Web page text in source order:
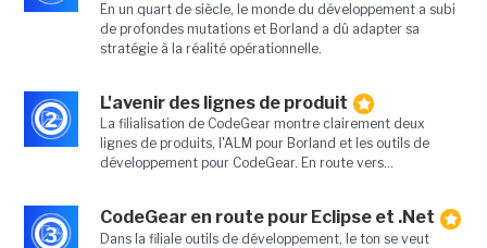
En un quart de siècle, le monde du développement a subi
de profondes mutations et Borland a dû adapter sa
stratégie à la réalité opérationnelle.
2
L'avenir des lignes de produit
La filialisation de CodeGear montre clairement deux
lignes de produits, l'ALM pour Borland et les outils de
développement pour CodeGear. En route vers...
3
CodeGear en route pour Eclipse et .Net
Dans la filiale outils de développement, le ton se veut